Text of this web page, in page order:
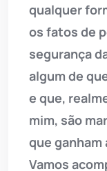
qualquer
os fatos de
segurança
algum de
e que,
mim, são
que ganham
Vamos